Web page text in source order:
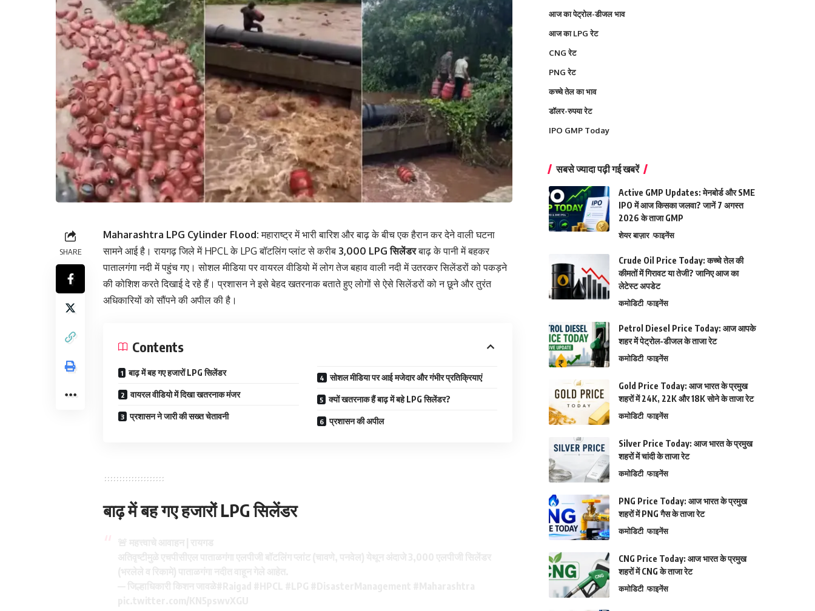
SHARE
Maharashtra LPG Cylinder Flood: महाराष्ट्र में भारी बारिश और बाढ़ के बीच एक हैरान कर देने वाली घटना
सामने आई है। रायगढ़ जिले में HPCL के LPG बॉटलिंग प्लांट से करीब 3,000 LPG सिलेंडरबाढ़ के पानी में बहकर
पातालगंगा नदी में पहुंच गए। सोशल मीडिया पर वायरल वीडियो में लोग तेज बहाव वाली नदी में उतरकर सिलेंडरों को पकड़ने
की कोशिश करते दिखाई दे रहे हैं। प्रशासन ने इसे बेहद खतरनाक बताते हुए लोगों से ऐसे सिलेंडरों को न छूने और तुरंत
अधिकारियों को सौंपने की अपील की है।
Contents
बाढ़ में बह गए हजारों LPG सिलेंडर
वायरल वीडियो में दिखा खतरनाक मंजर
प्रशासन ने जारी की सख्त चेतावनी
सोशल मीडिया पर आई मजेदार और गंभीर प्रतिक्रियाएं
क्यों खतरनाक हैं बाढ़ में बहे LPG सिलेंडर?
प्रशासन की अपील
बाढ़ में बह गए हजारों LPG सिलेंडर
आज का पेट्रोल-डीजल भाव
आज का LPG रेट
CNG रेट
PNG रेट
कच्चे तेल का भाव
डॉलर-रुपया रेट
IPO GMP Today
सबसे ज्यादा पढ़ी गई खबरें
Active GMP Updates: मेनबोर्ड और SME
IPO में आज किसका जलवा? जानें 7 अगस्त
2026 के ताजा GMP
शेयर बाज़ार फाइनेंस
Crude Oil Price Today: कच्चे तेल की
कीमतों में गिरावट या तेजी? जानिए आज का
लेटेस्ट अपडेट
कमोडिटी फाइनेंस
Petrol Diesel Price Today: आज आपके
शहर में पेट्रोल-डीजल के ताजा रेट
कमोडिटी फाइनेंस
Gold Price Today: आज भारत के प्रमुख
शहरों में 24K, 22K और 18K सोने के ताजा रेट
कमोडिटी फाइनेंस
Silver Price Today: आज भारत के प्रमुख
शहरों में चांदी के ताजा रेट
कमोडिटी फाइनेंस
PNG Price Today: आज भारत के प्रमुख
शहरों में PNG गैस के ताजा रेट
कमोडिटी फाइनेंस
CNG Price Today: आज भारत के प्रमुख
शहरों में CNG के ताजा रेट
कमोडिटी फाइनेंस